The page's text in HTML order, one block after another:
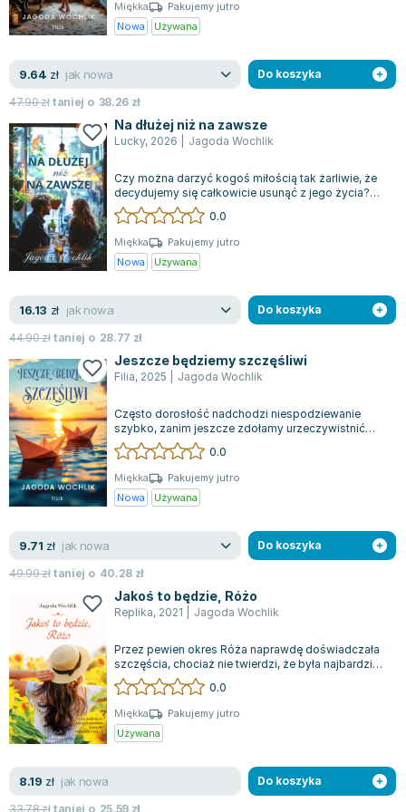
Książki o naukach politycznych dla studentów
Książki do nauk społecznych dla studentów
Książki do nauk ścisłych dla studentów
Prawo - książki dla studentów
Technologia żywności - książki
Zarządzanie i marketing - książki
Nauka języków obcych - książki
Podręczniki dla nauczycieli - metodyka
Repetytoria, testy i materiały pomocnicze
Bolesław Prus
Wanda Chotomska
Józef Ignacy Kraszewski
Clive Staples Lewis
Martyna Wojciechowska
Melissa De la Cruz
Blanka Lipińska
Jaś Kapela
Agatha Christie
Witold Gadowski
Marcin Kowalczyk
Piotr Zychowicz
Joanna Jabłczyńska
Piotr Kościelny
Jan Piński
Zygmunt Freud
Agata Passent
Michel Moran
Maciej Orłoś
Katarzyna Miller
Antoine de Saint Exupery
Mark Twain
Marcin Meller
Paulina Młynarska
ks. Piotr Pawlukiewicz
Jarosław Sokołowski
Piotr Latocha
Piotr Semka
Jarosław Iwaszkiewicz
Miękka
Pakujemy jutro
Nowa
Używana
9.64 zł jak nowa
47.90złtaniej o 38.26 zł
Do koszyka
Na dłużej niż na zawsze
Lucky, 2026 Jagoda Wochlik
Czy można darzyć kogoś miłością tak żarliwie, że
decydujemy się całkowicie usunąć z jego życia?
Czy prawdziwe uczucia można po pro...
0.0
Miękka
Pakujemy jutro
Nowa
Używana
16.13 zł jak nowa
44.90złtaniej o 28.77 zł
Do koszyka
Jeszcze będziemy szczęśliwi
Filia, 2025 Jagoda Wochlik
Często dorosłość nadchodzi niespodziewanie
szybko, zanim jeszcze zdołamy urzeczywistnić
choć jedno z naszych marzeń. W efekcie na...
0.0
Miękka
Pakujemy jutro
Nowa
Używana
9.71 zł jak nowa
49.99złtaniej o 40.28 zł
Do koszyka
Jakoś to będzie, Różo
Replika, 2021 Jagoda Wochlik
Przez pewien okres Róża naprawdę doświadczała
szczęścia, chociaż nie twierdzi, że była najbardziej
szczęśliwą osobą na ziemi. Czuł...
0.0
Miękka
Pakujemy jutro
Używana
8.19 zł jak nowa
33.78złtaniej o 25.59 zł
Do koszyka